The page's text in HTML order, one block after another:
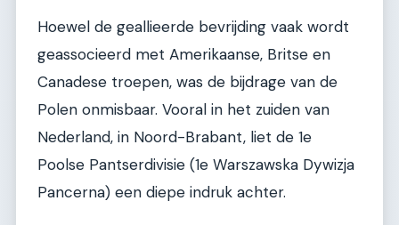
Hoewel de geallieerde bevrijding vaak wordt
geassocieerd met Amerikaanse, Britse en
Canadese troepen, was de bijdrage van de
Polen onmisbaar. Vooral in het zuiden van
Nederland, in Noord-Brabant, liet de 1e
Poolse Pantserdivisie (1e Warszawska Dywizja
Pancerna) een diepe indruk achter.